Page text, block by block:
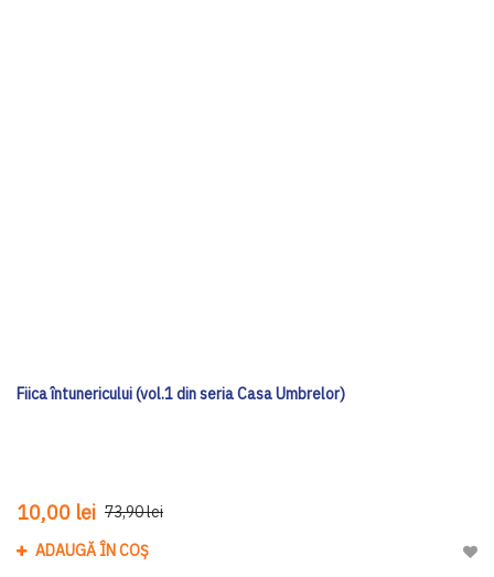
Fiica întunericului (vol.1 din seria Casa Umbrelor)
10,00 lei 73,90 lei
ADAUGĂ ÎN COȘ